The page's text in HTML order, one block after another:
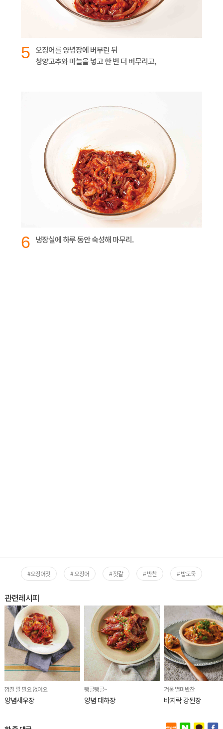
5 오징어를 양념장에 버무린 뒤
청양고추와 마늘을 넣고 한 번 더 버무리고,
6 냉장실에 하루 동안 숙성해 마무리.
#오징어젓 # 오징어 # 젓갈 # 반찬 # 밥도둑
관련레시피
껍질 깔 필요 없어요
양념새우장
탱글탱글~
양념 대하장
겨울 별미반찬
바지락 강된장